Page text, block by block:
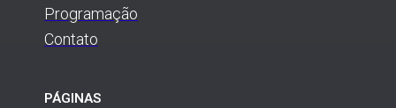
Programação
Contato
PÁGINAS